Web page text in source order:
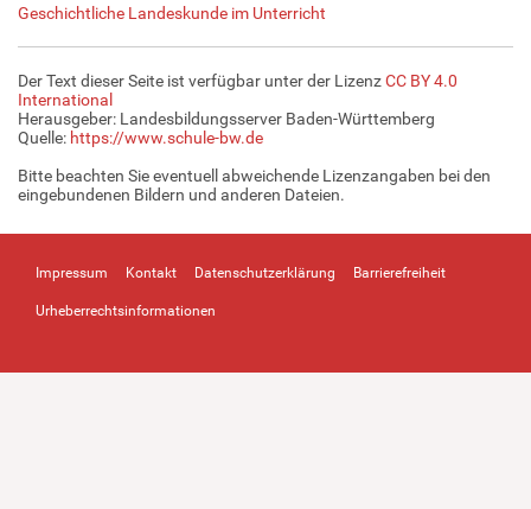
Geschichtliche Landeskunde im Unterricht
Der Text dieser Seite ist verfügbar unter der LizenzCC BY 4.0
International
Herausgeber: Landesbildungsserver Baden-Württemberg
Quelle: https://www.schule-bw.de
Bitte beachten Sie eventuell abweichende Lizenzangaben bei den
eingebundenen Bildern und anderen Dateien.
Impressum Kontakt Datenschutzerklärung Barrierefreiheit
Urheberrechtsinformationen